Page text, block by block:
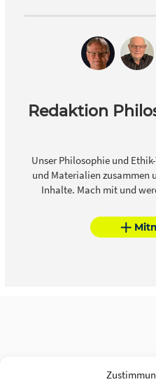
Redaktion
Unser Philosophie und
und Materialien zusammen
Inhalte. Mach mit und